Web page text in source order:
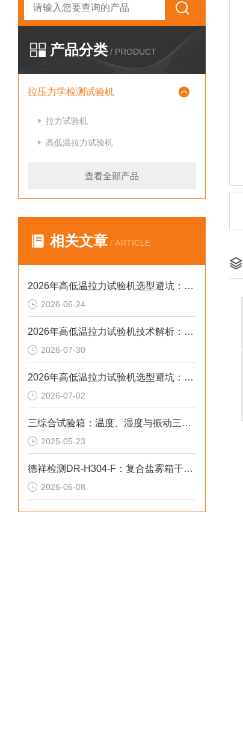
产品分类 / PRODUCT
拉压力学检测试验机
拉力试验机
高低温拉力试验机
查看全部产品
相关文章 / ARTICLE
2026年高低温拉力试验机选型避坑：别让步进低配拖累检测精度与研发数据
2026-06-24
2026年高低温拉力试验机技术解析：温变环境力学检测选型参考
2026-07-30
2026年高低温拉力试验机选型避坑：别让步进低配毁了检测数据
2026-07-02
三综合试验箱：温度、湿度与振动三应力协同掌控技术解析
2025-05-23
德祥检测DR-H304-F：复合盐雾箱干湿失效2026选型标准
2026-06-08